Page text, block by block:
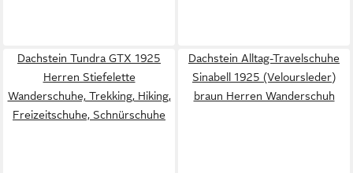
Dachstein Tundra GTX 1925
Herren Stiefelette
Wanderschuhe, Trekking, Hiking,
Freizeitschuhe, Schnürschuhe
Dachstein Alltag-Travelschuhe
Sinabell 1925 (Veloursleder)
braun Herren Wanderschuh